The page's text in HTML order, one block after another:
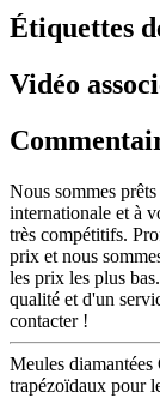
Étiquettes
Vidéo
Nous sommes
internationale et à
très compétitifs.
prix et nous
les prix les plus
qualité et d'un
contacter !
Meules
trapézoïdaux pour